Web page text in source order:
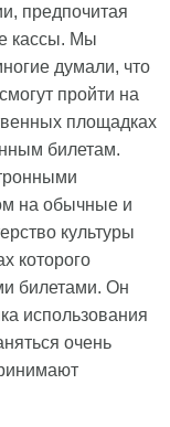
предпочитая
кассы. Мы
думали, что
пройти на
площадках
билетам.
на обычные и
культуры
которого
билетами. Он
использования
очень